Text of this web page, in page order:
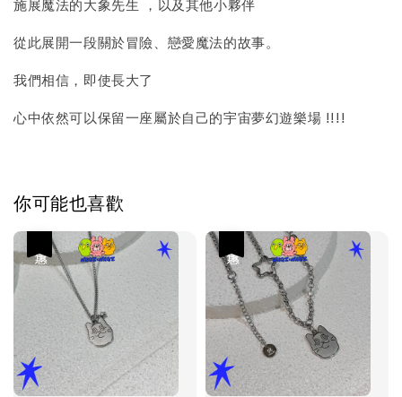
施展魔法的大象先生 ，以及其他小夥伴
從此展開一段關於冒險、戀愛魔法的故事。
我們相信，即使長大了
心中依然可以保留一座屬於自己的宇宙夢幻遊樂場 !!!!
你可能也喜歡